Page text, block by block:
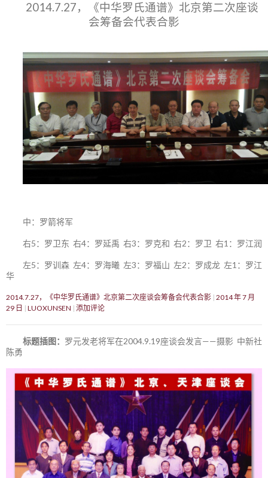
2014.7.27，《中华罗氏通谱》北京第二次座谈
会筹备会代表合影
中：罗箭将军
右5：罗卫东 右4：罗延禹 右3：罗克和 右2：罗卫 右1：罗江润
左5：罗训森 左4：罗海曦 左3：罗福山 左2：罗成龙 左1：罗江
华
2014.7.27，《中华罗氏通谱》北京第二次座谈会筹备会代表合影 2014 年 7 月
29 日
LUOXUNSEN 添加评论
标题插图： 罗元发老将军在2004.9.19座谈会发言——摄影 中新社
陈勇